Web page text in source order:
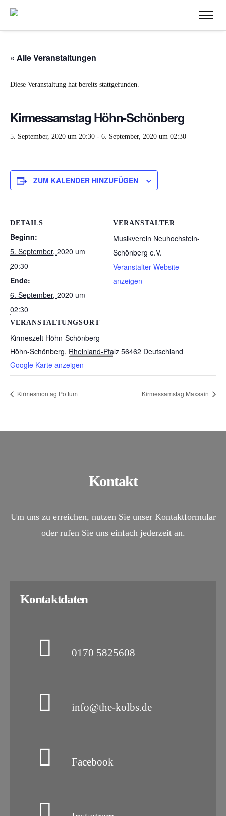
« Alle Veranstaltungen
Diese Veranstaltung hat bereits stattgefunden.
Kirmessamstag Höhn-Schönberg
5. September, 2020 um 20:30 - 6. September, 2020 um 02:30
ZUM KALENDER HINZUFÜGEN
DETAILS
Beginn:
5. September, 2020 um
20:30
Ende:
6. September, 2020 um
02:30
VERANSTALTUNGSORT
Kirmeszelt Höhn-Schönberg
Höhn-Schönberg, Rheinland-Pfalz 56462 Deutschland
Google Karte anzeigen
VERANSTALTER
Musikverein Neuhochstein-
Schönberg e.V.
Veranstalter-Website
anzeigen
Kirmesmontag Pottum Kirmessamstag Maxsain
Kontakt
Um uns zu erreichen, nutzen Sie unser Kontaktformular
oder rufen Sie uns einfach jederzeit an.
Kontaktdaten
0170 5825608
info@the-kolbs.de
Facebook